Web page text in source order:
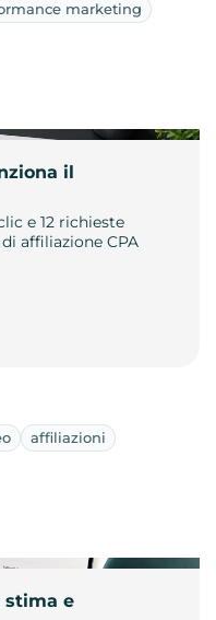
marketing
il
e 12 richieste
affiliazione CPA
affiliazioni
stima e